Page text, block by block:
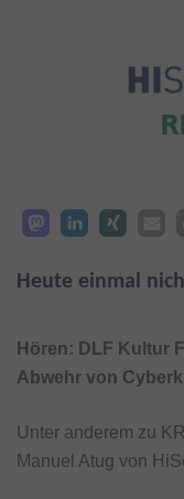
Heute einmal
Hören: DLF Kultur
Abwehr von
Unter anderem zu
Manuel Atug von